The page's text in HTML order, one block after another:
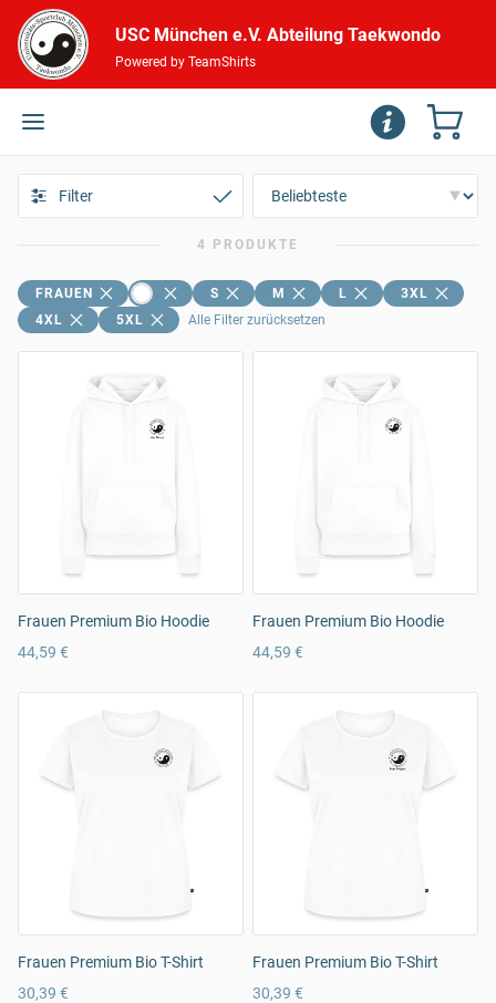
USC München e.V. Abteilung Taekwondo
Powered by TeamShirts
Filter
4 PRODUKTE
FRAUEN S M L
3XL
4XL
5XL Alle Filter zurücksetzen
Frauen Premium Bio Hoodie
44,59 €
Frauen Premium Bio Hoodie
44,59 €
Frauen Premium Bio T-Shirt
30,39 €
Frauen Premium Bio T-Shirt
30,39 €